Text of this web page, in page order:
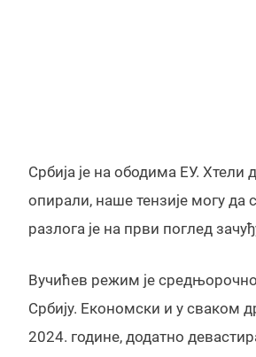
Србија је на ободима ЕУ.
опирали, наше тензије могу да
разлога је на први поглед
Вучићев режим је
Србију. Економски и у сваком
2024. године, додатно